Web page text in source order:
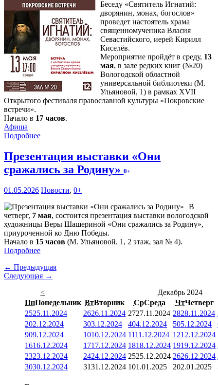
Беседу «Святитель Игнатий:
дворянин, монах, богослов»
проведет настоятель храма
священномученика Власия
Севастийского, иерей Кирилл
Киселёв.
Мероприятие пройдёт в среду, 13
мая, в зале редких книг (№20)
Вологодской областной
универсальной библиотеки (М.
Ульяновой, 1) в рамках XVII
Открытого фестиваля православной культуры «Покровские
встречи».
Начало в 17 часов.
Афиша
Подробнее
Презентация выставки «Они
сражались за Родину» 0+
01.05.2026 Новости, 0+
В
четверг, 7 мая, состоится презентация выставки вологодской
художницы Веры Шашериной «Они сражались за Родину»,
приуроченной ко Дню Победы.
Начало в 15 часов (М. Ульяновой, 1, 2 этаж, зал № 4).
Подробнее
← Предыдущая
Следующая →
<
Декабрь 2024
ПнПонедельник ВтВторник СрСреда ЧтЧетверг
2525.11.2024 2626.11.2024 2727.11.2024 2828.11.2024
202.12.2024 303.12.2024 404.12.2024 505.12.2024
909.12.2024 1010.12.2024 1111.12.2024 1212.12.2024
1616.12.2024 1717.12.2024 1818.12.2024 1919.12.2024
2323.12.2024 2424.12.2024 2525.12.2024 2626.12.2024
3030.12.2024 3131.12.2024 101.01.2025 202.01.2025